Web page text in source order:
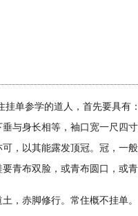
挂单参学的道人，首先要具有
与身长相等，袖口宽一尺四
，以其能露发顶冠。冠，一
青布双脸，或青布圆口，或
，赤脚修行。常住概不挂单。